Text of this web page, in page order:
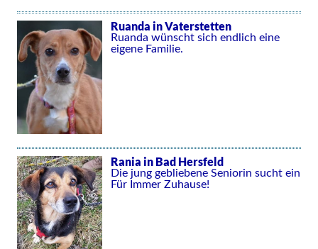
Ruanda in Vaterstetten
Ruanda wünscht sich endlich eine
eigene Familie.
Rania in Bad Hersfeld
Die jung gebliebene Seniorin sucht ein
Für Immer Zuhause!